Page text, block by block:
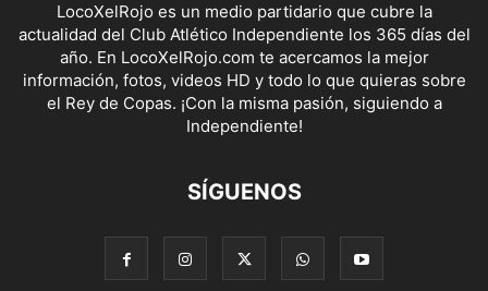
LocoXelRojo es un medio partidario que cubre la
actualidad del Club Atlético Independiente los 365 días del
año. En LocoXelRojo.com te acercamos la mejor
información, fotos, videos HD y todo lo que quieras sobre
el Rey de Copas. ¡Con la misma pasión, siguiendo a
Independiente!
SÍGUENOS